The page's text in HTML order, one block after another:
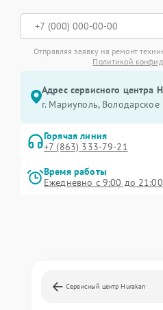
Отправляя заявку на ремонт
Политикой
Адрес сервисного центра
г. Мариуполь, Володарское
Горячая линия
+7 (863) 333-79-21
Время работы
Ежедневно с 9:00 до 21:00
Сервисный центр Hurakan